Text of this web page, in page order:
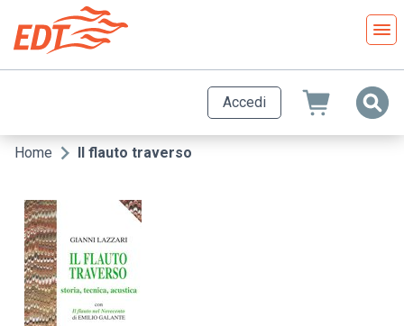
contenuto
principale
Accedi
Briciole
pane
Home Il flauto traverso